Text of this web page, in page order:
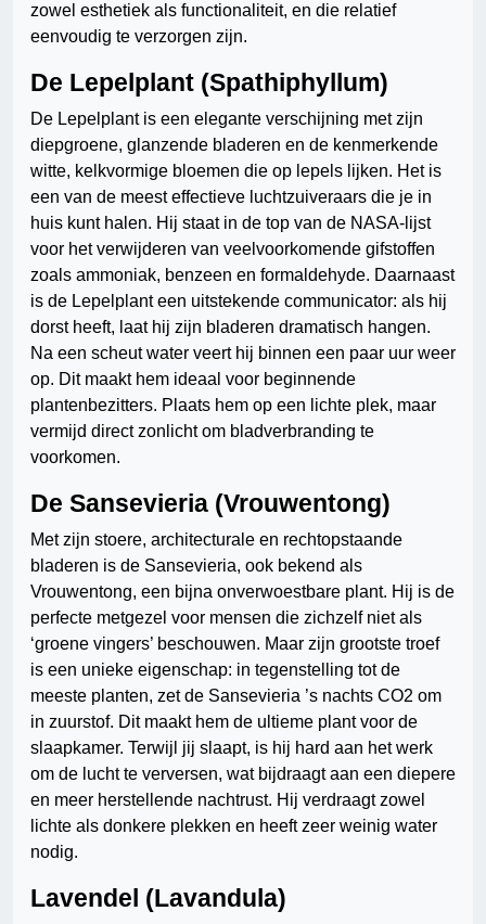
zowel esthetiek als functionaliteit, en die relatief
eenvoudig te verzorgen zijn.
De Lepelplant (Spathiphyllum)
De Lepelplant is een elegante verschijning met zijn
diepgroene, glanzende bladeren en de kenmerkende
witte, kelkvormige bloemen die op lepels lijken. Het is
een van de meest effectieve luchtzuiveraars die je in
huis kunt halen. Hij staat in de top van de NASA-lijst
voor het verwijderen van veelvoorkomende gifstoffen
zoals ammoniak, benzeen en formaldehyde. Daarnaast
is de Lepelplant een uitstekende communicator: als hij
dorst heeft, laat hij zijn bladeren dramatisch hangen.
Na een scheut water veert hij binnen een paar uur weer
op. Dit maakt hem ideaal voor beginnende
plantenbezitters. Plaats hem op een lichte plek, maar
vermijd direct zonlicht om bladverbranding te
voorkomen.
De Sansevieria (Vrouwentong)
Met zijn stoere, architecturale en rechtopstaande
bladeren is de Sansevieria, ook bekend als
Vrouwentong, een bijna onverwoestbare plant. Hij is de
perfecte metgezel voor mensen die zichzelf niet als
‘groene vingers’ beschouwen. Maar zijn grootste troef
is een unieke eigenschap: in tegenstelling tot de
meeste planten, zet de Sansevieria ’s nachts CO2 om
in zuurstof. Dit maakt hem de ultieme plant voor de
slaapkamer. Terwijl jij slaapt, is hij hard aan het werk
om de lucht te verversen, wat bijdraagt aan een diepere
en meer herstellende nachtrust. Hij verdraagt zowel
lichte als donkere plekken en heeft zeer weinig water
nodig.
Lavendel (Lavandula)